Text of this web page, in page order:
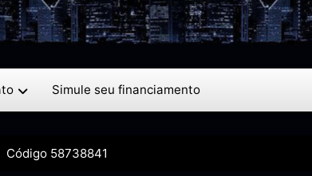
Simule seu financiamento
Código 58738841